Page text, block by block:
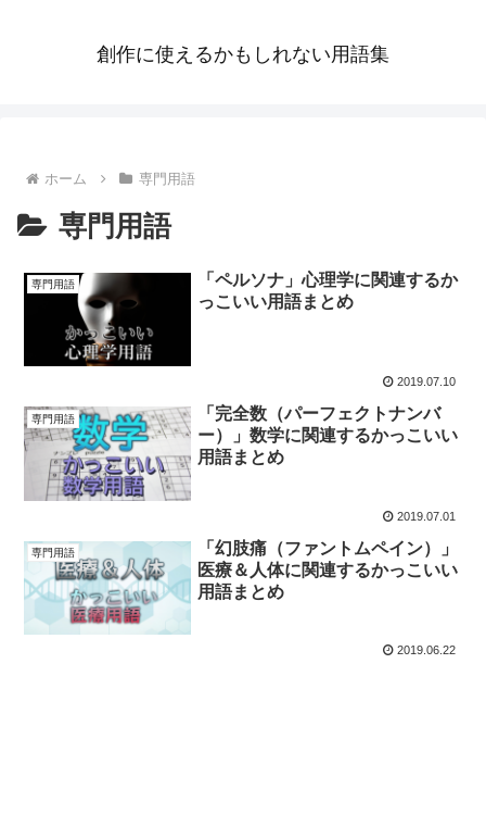
創作に使えるかもしれない用語集
ホーム 専門用語
専門用語
専門用語
「ペルソナ」心理学に関連するか
っこいい用語まとめ
2019.07.10
専門用語
「完全数（パーフェクトナンバ
ー）」数学に関連するかっこいい
用語まとめ
2019.07.01
専門用語
「幻肢痛（ファントムペイン）」
医療＆人体に関連するかっこいい
用語まとめ
2019.06.22